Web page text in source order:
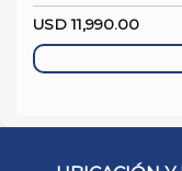
USD11,990.00